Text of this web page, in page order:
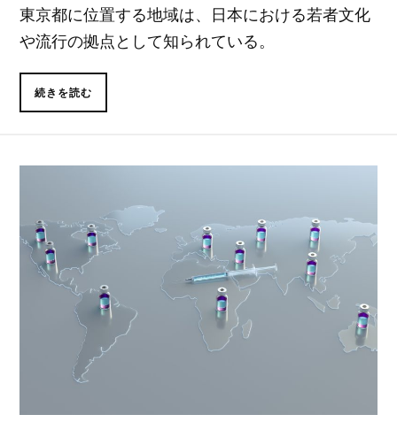
東京都に位置する地域は、日本における若者文化
や流行の拠点として知られている。
続きを読む